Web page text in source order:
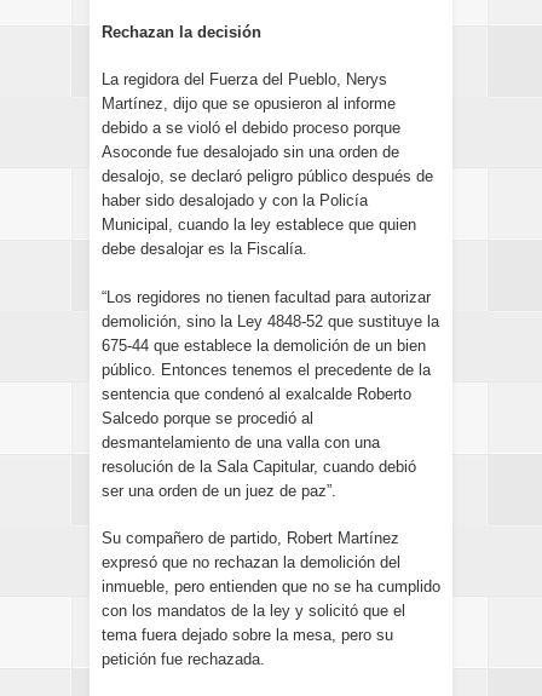
Rechazan la decisión
La regidora del Fuerza del Pueblo, Nerys
Martínez, dijo que se opusieron al informe
debido a se violó el debido proceso porque
Asoconde fue desalojado sin una orden de
desalojo, se declaró peligro público después de
haber sido desalojado y con la Policía
Municipal, cuando la ley establece que quien
debe desalojar es la Fiscalía.
“Los regidores no tienen facultad para autorizar
demolición, sino la Ley 4848-52 que sustituye la
675-44 que establece la demolición de un bien
público. Entonces tenemos el precedente de la
sentencia que condenó al exalcalde Roberto
Salcedo porque se procedió al
desmantelamiento de una valla con una
resolución de la Sala Capitular, cuando debió
ser una orden de un juez de paz”.
Su compañero de partido, Robert Martínez
expresó que no rechazan la demolición del
inmueble, pero entienden que no se ha cumplido
con los mandatos de la ley y solicitó que el
tema fuera dejado sobre la mesa, pero su
petición fue rechazada.